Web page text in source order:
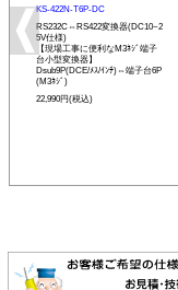
KS-422N-T6P-DC
RS232C⇔RS422変換器(DC10~2
5V仕様)
【現場工事に便利なM3ﾈｼﾞ端子
台小型変換器】
Dsub9P(DCE/ﾒｽ/ｲﾝﾁ)⇔端子台6P
(M3ﾈｼﾞ)
22,990円(税込)